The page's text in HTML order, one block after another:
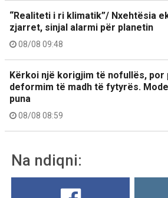
“Realiteti i ri klimatik”/ Nxehtësia
zjarret, sinjal alarmi për planetin
08/08 09:48
Kërkoi një korigjim të nofullës, por
deformim të madh të fytyrës.
puna
08/08 08:59
Na ndiqni: